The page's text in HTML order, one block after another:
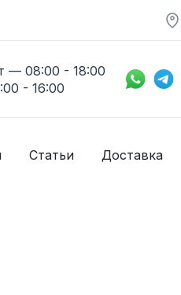
— 08:00 - 18:00
- 16:00
Доставка
Статьи